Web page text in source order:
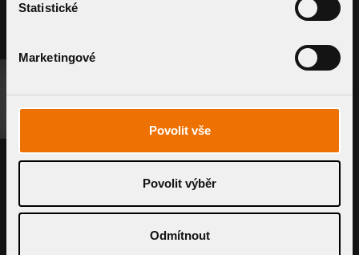
Statistické
Marketingové
Povolit vše
Povolit výběr
Odmítnout
B2B-PORTAL
St.-Nr. 23210504249
USt. IdNr. DE190626176
Handelsregisternummer: hrb 13854
Rechnungsadresse: